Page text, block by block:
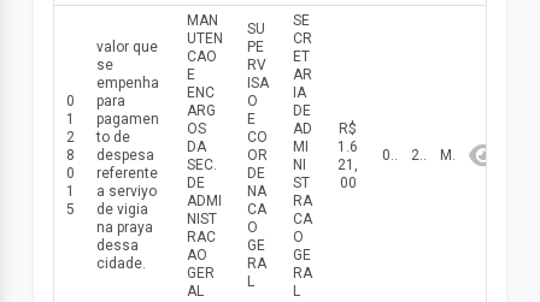
0
1
2
8
0
1
5
valor que
se
empenha
para
pagamen
to de
despesa
referente
a serviуo
de vigia
na praуa
dessa
cidade.
MAN
UTEN
CAO
E
ENC
ARG
OS
DA
SEC.
DE
ADMI
NIST
RAC
AO
GER
AL
SU
PE
RV
ISA
O
E
CO
OR
DE
NA
CA
O
GE
RA
L
SE
CR
ET
AR
IA
DE
AD
MI
NI
ST
RA
CA
O
GE
RA
L
R$
1.6
21,
00
08/05/2026 2026 Maio